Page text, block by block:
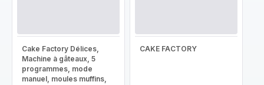
Cake Factory Délices,
Machine à gâteaux, 5
programmes, mode
manuel, moules muffins,
CAKE FACTORY